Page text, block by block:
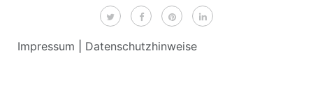
Impressum Datenschutzhinweise